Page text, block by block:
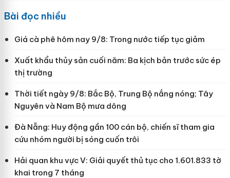
Bài đọc nhiều
Giá cà phê hôm nay 9/8: Trong nước tiếp tục giảm
Xuất khẩu thủy sản cuối năm: Ba kịch bản trước sức ép
thị trường
Thời tiết ngày 9/8: Bắc Bộ, Trung Bộ nắng nóng; Tây
Nguyên và Nam Bộ mưa dông
Đà Nẵng: Huy động gần 100 cán bộ, chiến sĩ tham gia
cứu nhóm người bị sóng cuốn trôi
Hải quan khu vực V: Giải quyết thủ tục cho 1.601.833 tờ
khai trong 7 tháng